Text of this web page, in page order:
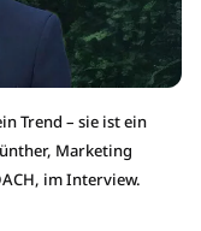
Trend – sie ist ein
Marketing
im Interview.